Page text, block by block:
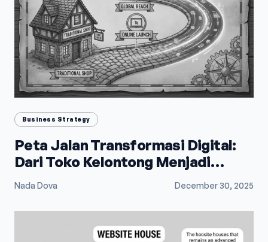
Business Strategy
Peta Jalan Transformasi Digital:
Dari Toko Kelontong Menjadi
Raksasa E-Commerce
Nada Dova December 30, 2025